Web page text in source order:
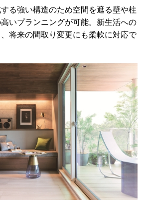
る強い構造のため空間を遮る壁や柱
いプランニングが可能。新生活への
将来の間取り変更にも柔軟に対応で